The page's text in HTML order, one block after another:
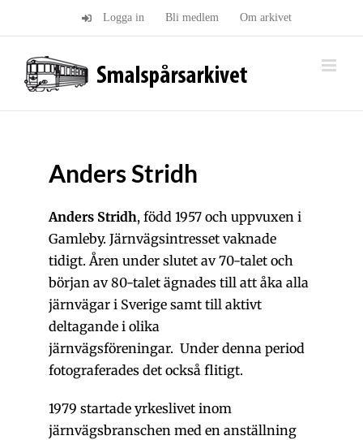
Logga in Bli medlem Om arkivet
Anders Stridh
Anders Stridh, född 1957 och uppvuxen i
Gamleby. Järnvägsintresset vaknade
tidigt. Åren under slutet av 70-talet och
början av 80-talet ägnades till att åka alla
järnvägar i Sverige samt till aktivt
deltagande i olika
järnvägsföreningar. Under denna period
fotograferades det också flitigt.
1979 startade yrkeslivet inom
järnvägsbranschen med en anställning